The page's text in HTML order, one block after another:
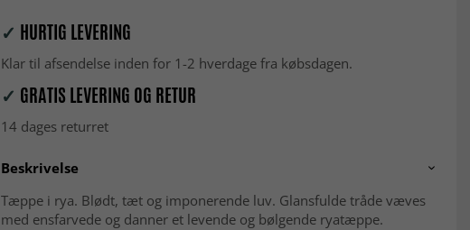
✓ HURTIG LEVERING
Klar til afsendelse inden for 1-2 hverdage fra købsdagen.
✓ GRATIS LEVERING OG RETUR
14 dages returret
Beskrivelse
Tæppe i rya. Blødt, tæt og imponerende luv. Glansfulde tråde væves
med ensfarvede og danner et levende og bølgende ryatæppe.